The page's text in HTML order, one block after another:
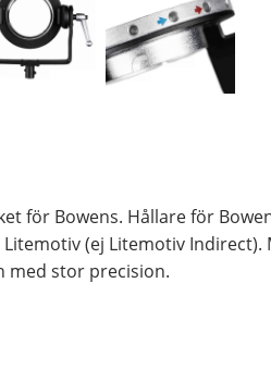
för Bowens. Hållare för
(ej Litemotiv Indirect).
med stor precision.